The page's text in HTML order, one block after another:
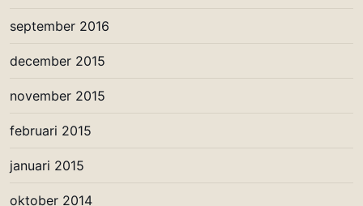
september 2016
december 2015
november 2015
februari 2015
januari 2015
oktober 2014